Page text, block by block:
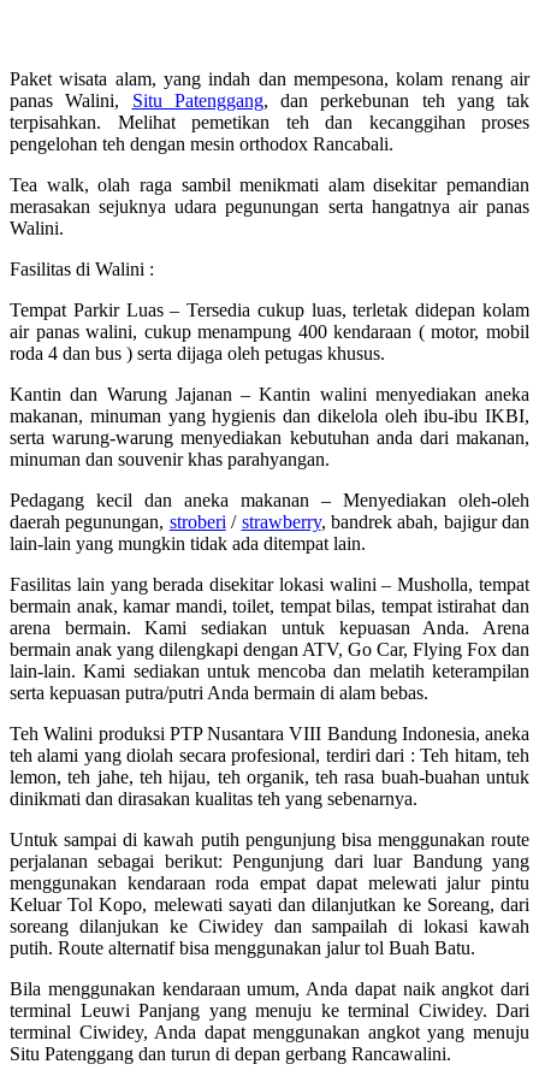
Paket wisata alam, yang indah dan mempesona, kolam renang air
panas Walini, Situ Patenggang, dan perkebunan teh yang tak
terpisahkan. Melihat pemetikan teh dan kecanggihan proses
pengelohan teh dengan mesin orthodox Rancabali.
Tea walk, olah raga sambil menikmati alam disekitar pemandian
merasakan sejuknya udara pegunungan serta hangatnya air panas
Walini.
Fasilitas di Walini :
Tempat Parkir Luas – Tersedia cukup luas, terletak didepan kolam
air panas walini, cukup menampung 400 kendaraan ( motor, mobil
roda 4 dan bus ) serta dijaga oleh petugas khusus.
Kantin dan Warung Jajanan – Kantin walini menyediakan aneka
makanan, minuman yang hygienis dan dikelola oleh ibu-ibu IKBI,
serta warung-warung menyediakan kebutuhan anda dari makanan,
minuman dan souvenir khas parahyangan.
Pedagang kecil dan aneka makanan – Menyediakan oleh-oleh
daerah pegunungan, stroberi / strawberry, bandrek abah, bajigur dan
lain-lain yang mungkin tidak ada ditempat lain.
Fasilitas lain yang berada disekitar lokasi walini – Musholla, tempat
bermain anak, kamar mandi, toilet, tempat bilas, tempat istirahat dan
arena bermain. Kami sediakan untuk kepuasan Anda. Arena
bermain anak yang dilengkapi dengan ATV, Go Car, Flying Fox dan
lain-lain. Kami sediakan untuk mencoba dan melatih keterampilan
serta kepuasan putra/putri Anda bermain di alam bebas.
Teh Walini produksi PTP Nusantara VIII Bandung Indonesia, aneka
teh alami yang diolah secara profesional, terdiri dari : Teh hitam, teh
lemon, teh jahe, teh hijau, teh organik, teh rasa buah-buahan untuk
dinikmati dan dirasakan kualitas teh yang sebenarnya.
Untuk sampai di kawah putih pengunjung bisa menggunakan route
perjalanan sebagai berikut: Pengunjung dari luar Bandung yang
menggunakan kendaraan roda empat dapat melewati jalur pintu
Keluar Tol Kopo, melewati sayati dan dilanjutkan ke Soreang, dari
soreang dilanjukan ke Ciwidey dan sampailah di lokasi kawah
putih. Route alternatif bisa menggunakan jalur tol Buah Batu.
Bila menggunakan kendaraan umum, Anda dapat naik angkot dari
terminal Leuwi Panjang yang menuju ke terminal Ciwidey. Dari
terminal Ciwidey, Anda dapat menggunakan angkot yang menuju
Situ Patenggang dan turun di depan gerbang Rancawalini.